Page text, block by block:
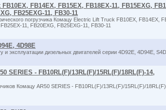
FB14EX, FB15EX, FB18EX-11, FB15EXG,
FB25EXG-11, FB30-11
погрузчика Комацу Electric Lift Truck FB10EX, FB14EX,
11, FB20EXG, FB25EXG-11, FB30-11
4D98E
и эксплуатации дизельных двигателей серии 4D92E, 4D94E,
SERIES - FB10RL(F)/13RL(F)/15RL(F)/18RL(F)-14,
Комацу AR50 SERIES - FB10RL(F)/13RL(F)/15RL(F)/